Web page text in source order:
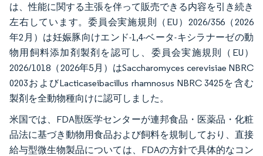
は、性能に関する主張を伴って販売できる内容を引き続き
左右しています。委員会実施規則（EU）2026/356（2026
年2月）は妊娠豚向けエンド-1,4-ベータ-キシラナーゼの動
物用飼料添加剤製剤を認可し、委員会実施規則（EU）
2026/1018（2026年5月）はSaccharomyces cerevisiae NBRC
0203およびLacticaseibacillus rhamnosus NBRC 3425を含む
製剤を全動物種向けに認可しました。
米国では、FDA獣医学センターが連邦食品・医薬品・化粧
品法に基づき動物用食品および飼料を規制しており、直接
給与型微生物製品については、FDAの方針で具体的なコン